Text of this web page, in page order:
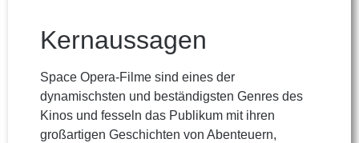
Kernaussagen
Space Opera-Filme sind eines der
dynamischsten und beständigsten Genres des
Kinos und fesseln das Publikum mit ihren
großartigen Geschichten von Abenteuern,